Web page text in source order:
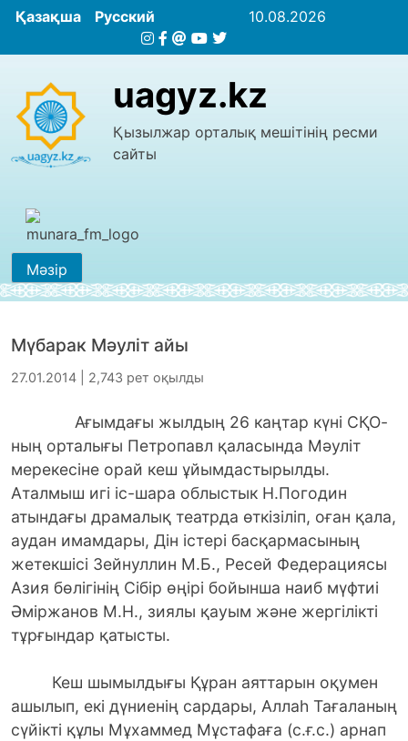
Қазақша Русский 10.08.2026
uagyz.kz
Қызылжар орталық мешітінің ресми
сайты
Мәзір
Мүбарак Мәуліт айы
27.01.2014 | 2,743 рет оқылды
Ағымдағы жылдың 26 каңтар күні СҚО-
ның орталығы Петропавл қаласында Мәуліт
мерекесіне орай кеш ұйымдастырылды.
Аталмыш игі іс-шара облыстык Н.Погодин
атындағы драмалық театрда өткізіліп, оған қала,
аудан имамдары, Дін істері басқармасының
жетекшісі Зейнуллин М.Б., Ресей Федерациясы
Азия бөлігінің Сібір өңірі бойынша наиб мүфтиі
Әміржанов М.Н., зиялы қауым және жергілікті
тұрғындар қатысты.
Кеш шымылдығы Құран аяттарын оқумен
ашылып, екі дүниенің сардары, Аллаһ Тағаланың
сүйікті құлы Мұхаммед Мұстафаға (с.ғ.с.) арнап